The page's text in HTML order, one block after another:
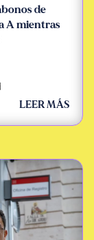
de
A mientras
LEER MÁS